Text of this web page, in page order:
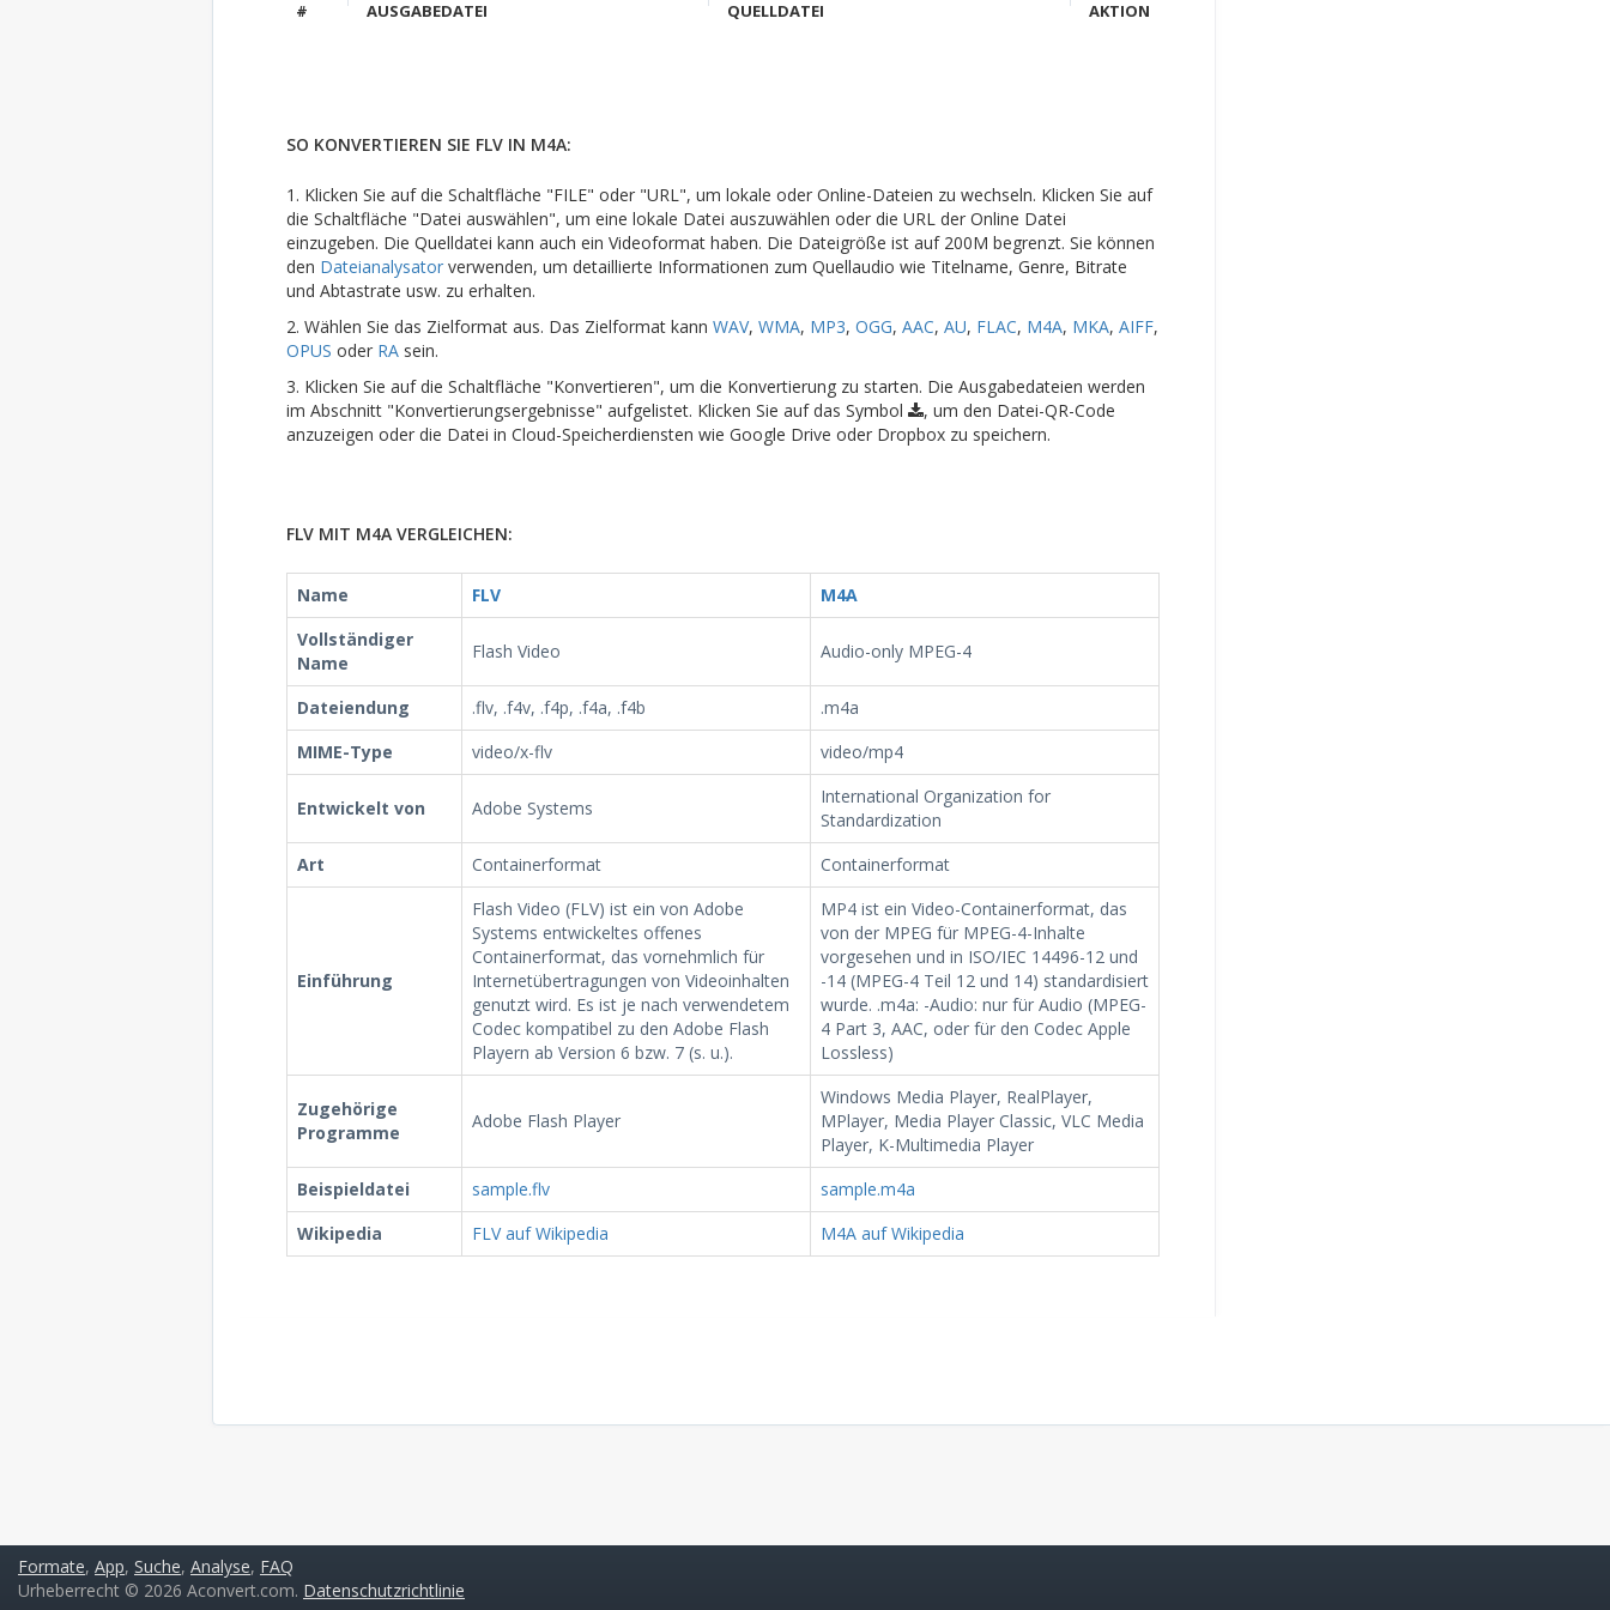
# AUSGABEDATEI QUELLDATEI AKTION
SO KONVERTIEREN SIE FLV IN M4A:
1. Klicken Sie auf die Schaltfläche "FILE" oder "URL", um lokale oder Online-Dateien zu wechseln. Klicken Sie auf
die Schaltfläche "Datei auswählen", um eine lokale Datei auszuwählen oder die URL der Online Datei
einzugeben. Die Quelldatei kann auch ein Videoformat haben. Die Dateigröße ist auf 200M begrenzt. Sie können
den Dateianalysatorverwenden, um detaillierte Informationen zum Quellaudio wie Titelname, Genre, Bitrate
und Abtastrate usw. zu erhalten.
2. Wählen Sie das Zielformat aus. Das Zielformat kann WAV, WMA, MP3, OGG, AAC, AU, FLAC, M4A, MKA, AIFF,
OPUS oder RAsein.
3. Klicken Sie auf die Schaltfläche "Konvertieren", um die Konvertierung zu starten. Die Ausgabedateien werden
im Abschnitt "Konvertierungsergebnisse" aufgelistet. Klicken Sie auf das Symbol
, um den Datei-QR-Code
anzuzeigen oder die Datei in Cloud-Speicherdiensten wie Google Drive oder Dropbox zu speichern.
FLV MIT M4A VERGLEICHEN:
Name FLV
M4A
Vollständiger
Name
Flash Video Audio-only MPEG-4
Dateiendung .flv, .f4v, .f4p, .f4a, .f4b
.m4a
MIME-Type
video/x-flv video/mp4
Entwickelt von Adobe Systems
International Organization for
Standardization
Art
Containerformat Containerformat
Einführung
Flash Video (FLV) ist ein von Adobe
Systems entwickeltes offenes
Containerformat, das vornehmlich für
Internetübertragungen von Videoinhalten
genutzt wird. Es ist je nach verwendetem
Codec kompatibel zu den Adobe Flash
Playern ab Version 6 bzw. 7 (s. u.).
MP4 ist ein Video-Containerformat, das
von der MPEG für MPEG-4-Inhalte
vorgesehen und in ISO/IEC 14496-12 und
-14 (MPEG-4 Teil 12 und 14) standardisiert
wurde. .m4a: -Audio: nur für Audio (MPEG-
4 Part 3, AAC, oder für den Codec Apple
Lossless)
Zugehörige
Programme
Adobe Flash Player
Windows Media Player, RealPlayer,
MPlayer, Media Player Classic, VLC Media
Player, K-Multimedia Player
Beispieldatei
sample.flv
sample.m4a
Wikipedia
FLV auf Wikipedia M4A auf Wikipedia
Formate, App, Suche, Analyse, FAQ
Urheberrecht © 2026 Aconvert.com. Datenschutzrichtlinie